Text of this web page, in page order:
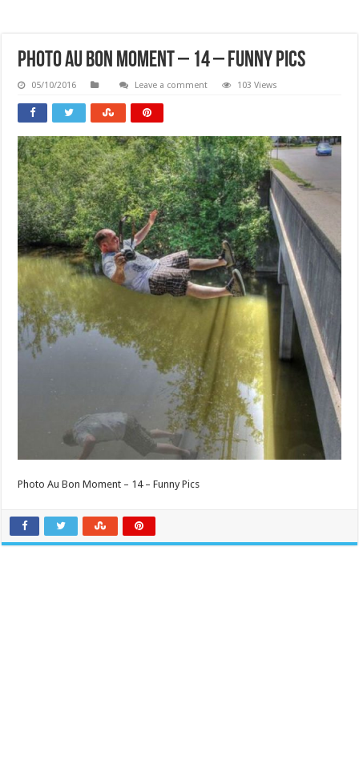
Photo Au Bon Moment – 14 – Funny Pics
05/10/2016 Leave a comment 103 Views
Photo Au Bon Moment – 14 – Funny Pics